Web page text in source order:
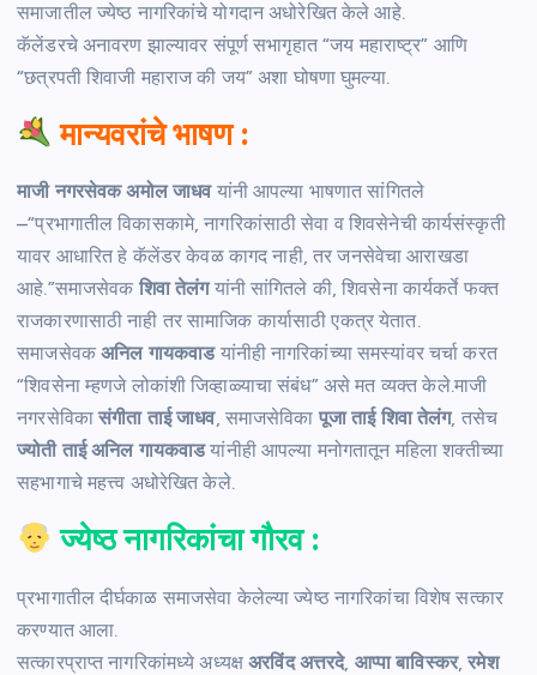
समाजातील ज्येष्ठ नागरिकांचे योगदान अधोरेखित केले आहे.
कॅलेंडरचे अनावरण झाल्यावर संपूर्ण सभागृहात “जय महाराष्ट्र” आणि
“छत्रपती शिवाजी महाराज की जय” अशा घोषणा घुमल्या.
मान्यवरांचे भाषण :
माजी नगरसेवक अमोल जाधवयांनी आपल्या भाषणात सांगितले
–“प्रभागातील विकासकामे, नागरिकांसाठी सेवा व शिवसेनेची कार्यसंस्कृती
यावर आधारित हे कॅलेंडर केवळ कागद नाही, तर जनसेवेचा आराखडा
आहे.”समाजसेवक शिवा तेलंगयांनी सांगितले की, शिवसेना कार्यकर्ते फक्त
राजकारणासाठी नाही तर सामाजिक कार्यासाठी एकत्र येतात.
समाजसेवकअनिल गायकवाडयांनीही नागरिकांच्या समस्यांवर चर्चा करत
“शिवसेना म्हणजे लोकांशी जिव्हाळ्याचा संबंध” असे मत व्यक्त केले.माजी
नगरसेविकासंगीता ताई जाधव, समाजसेविका पूजा ताई शिवा तेलंग, तसेच
ज्योती ताई अनिल गायकवाडयांनीही आपल्या मनोगतातून महिला शक्तीच्या
सहभागाचे महत्त्व अधोरेखित केले.
ज्येष्ठ नागरिकांचा गौरव :
प्रभागातील दीर्घकाळ समाजसेवा केलेल्या ज्येष्ठ नागरिकांचा विशेष सत्कार
करण्यात आला.
सत्कारप्राप्त नागरिकांमध्ये अध्यक्षअरविंद अत्तरदे, आप्पा बाविस्कर,रमेश